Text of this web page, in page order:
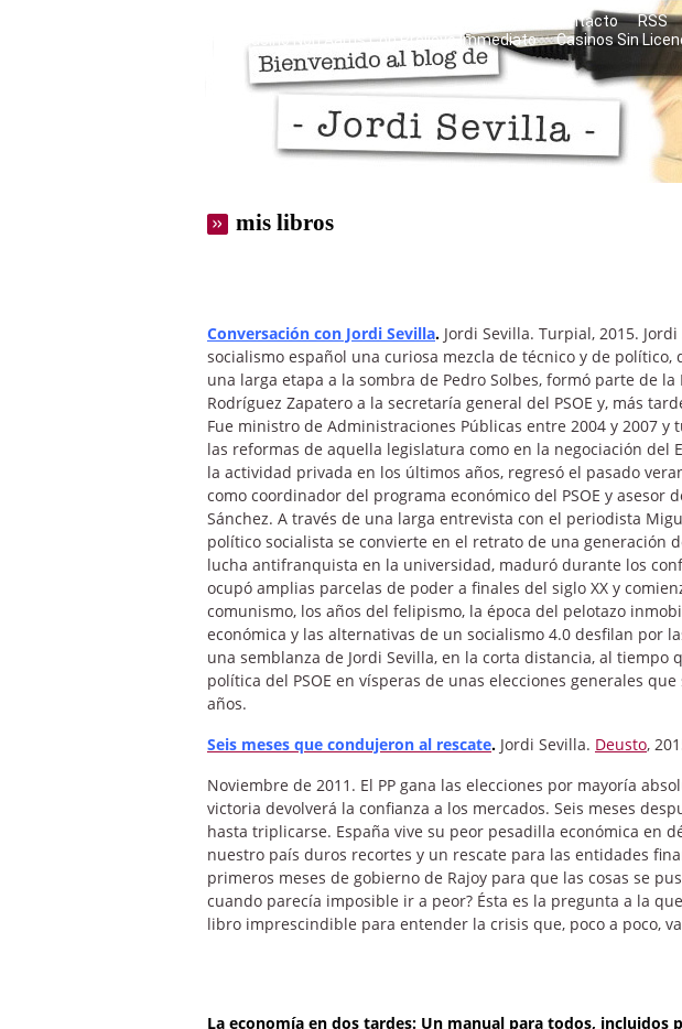
Contacto RSS
Casino Non Aams Con Prelievo Immediato
Casinos Sin
mis libros
Conversación con Jordi Sevilla. Jordi Sevilla. Turpial, 2015.
socialismo español una curiosa mezcla de técnico y de político,
una larga etapa a la sombra de Pedro Solbes, formó parte de la
Rodríguez Zapatero a la secretaría general del PSOE y, más
Fue ministro de Administraciones Públicas entre 2004 y 2007 y
las reformas de aquella legislatura como en la negociación del
la actividad privada en los últimos años, regresó el pasado
como coordinador del programa económico del PSOE y asesor
Sánchez. A través de una larga entrevista con el periodista
político socialista se convierte en el retrato de una generación
lucha antifranquista en la universidad, maduró durante los
ocupó amplias parcelas de poder a finales del siglo XX y
comunismo, los años del felipismo, la época del pelotazo
económica y las alternativas de un socialismo 4.0 desfilan por
una semblanza de Jordi Sevilla, en la corta distancia, al tiempo
política del PSOE en vísperas de unas elecciones generales
años.
Seis meses que condujeron al rescate. Jordi Sevilla. Deusto,
Noviembre de 2011. El PP gana las elecciones por mayoría
victoria devolverá la confianza a los mercados. Seis meses
hasta triplicarse. España vive su peor pesadilla económica en
nuestro país duros recortes y un rescate para las entidades
primeros meses de gobierno de Rajoy para que las cosas se
cuando parecía imposible ir a peor? Ésta es la pregunta a la
libro imprescindible para entender la crisis que, poco a poco,
La economía en dos tardes: Un manual para todos, incluidos